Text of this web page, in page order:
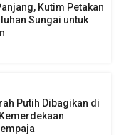
Kutim Petakan
Sungai untuk
Putih Dibagikan di